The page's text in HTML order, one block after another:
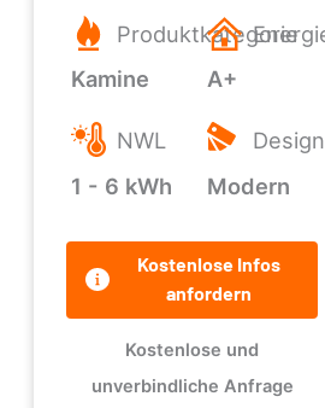
Produktkategorie
Kamine
A+
NWL
1 - 6 kWh
Modern
Kostenlose Infos
anfordern
Kostenlose und
unverbindliche Anfrage